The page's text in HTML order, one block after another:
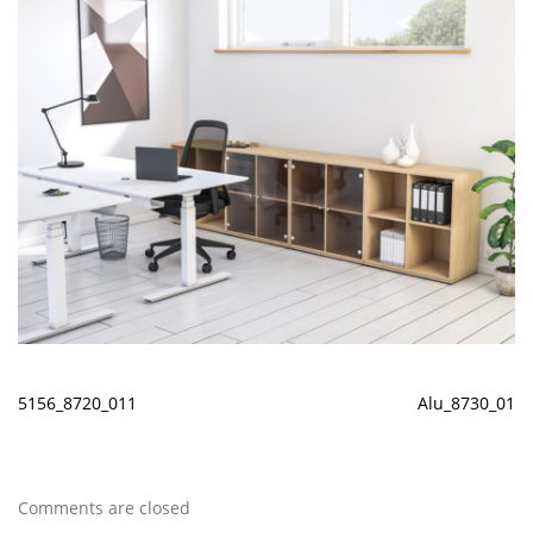
5156_8720_011 Alu_8730_01
Comments are closed